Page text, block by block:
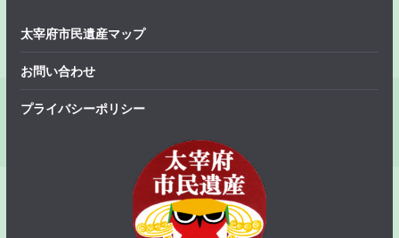
太宰府市民遺産マップ
お問い合わせ
プライバシーポリシー